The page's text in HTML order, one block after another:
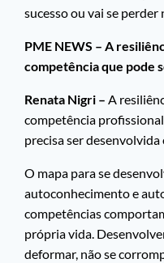
sucesso ou vai se perder
PME NEWS – A
competência que pode
Renata Nigri – A
competência
precisa ser desenvolvida
O mapa para se
autoconhecimento e
competências
própria vida.
deformar, não se